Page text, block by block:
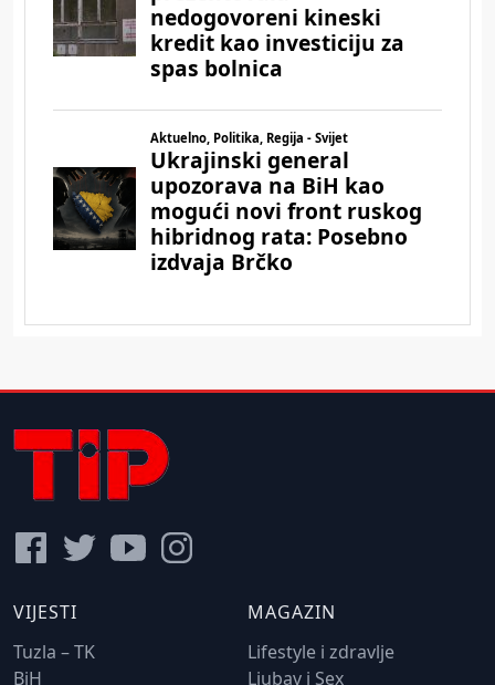
VIJESTI
Tuzla – TK
BiH
MAGAZIN
Lifestyle i zdravlje
Ljubav i Sex